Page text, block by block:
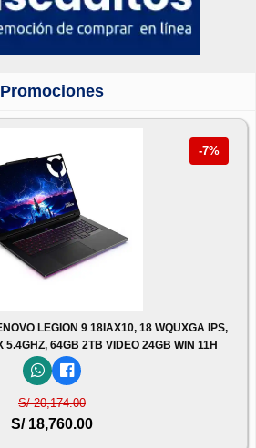
Promociones
-7%
LEGION 9 18IAX10, 18 WQUXGA IPS,
5.4GHZ, 64GB 2TB VIDEO 24GB WIN 11H
S/ 20,174.00
S/ 18,760.00